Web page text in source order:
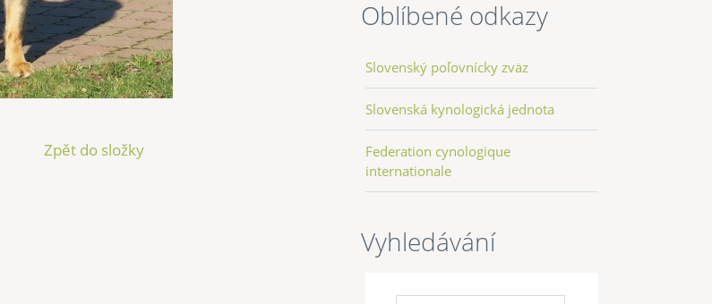
Zpět do složky
Oblíbené odkazy
Slovenský poľovnícky zväz
Slovenská kynologická jednota
Federation cynologique
internationale
Vyhledávání